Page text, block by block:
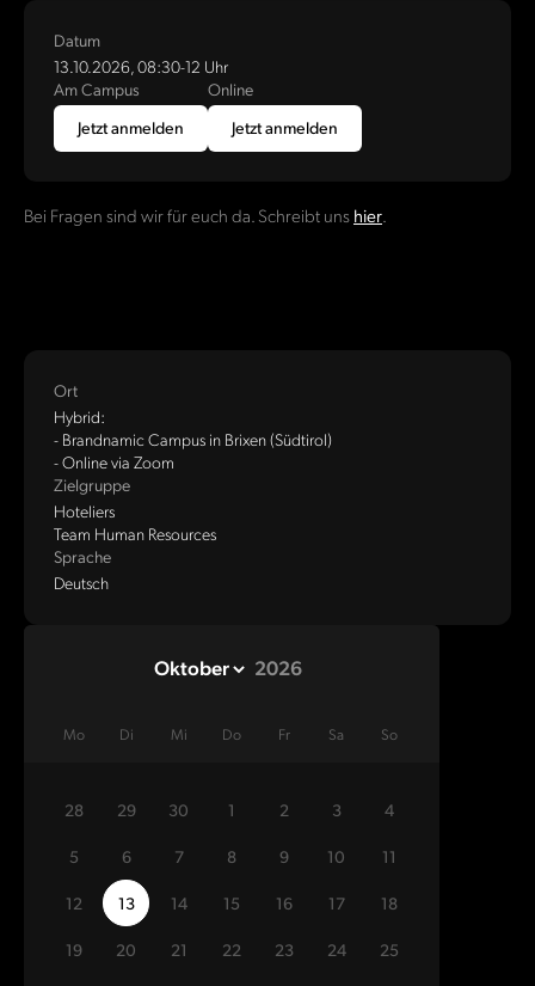
Datum
13.10.2026, 08:30-12 Uhr
Am Campus
Jetzt anmelden
Online
Jetzt anmelden
Bei Fragen sind wir für euch da. Schreibt uns hier.
Ort
Hybrid:
- Brandnamic Campus in Brixen (Südtirol)
- Online via Zoom
Zielgruppe
Hoteliers
Team Human Resources
Sprache
Deutsch
Mo Di Mi Do Fr Sa So
28 29 30 1 2 3 4
5 6 7 8 9 10 11
12 13 14 15 16 17 18
19 20 21 22 23 24 25